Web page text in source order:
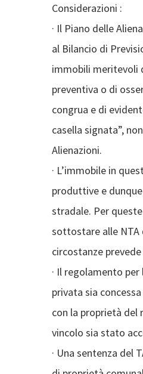
Considerazioni :
· Il Piano delle
al Bilancio di
immobili meritevoli
preventiva o di
congrua e di
casella signata”,
Alienazioni.
· L’immobile in
produttive e
stradale. Per
sottostare alle NTA
circostanze
· Il regolamento
privata sia
con la proprietà del
vincolo sia stato
· Una sentenza del